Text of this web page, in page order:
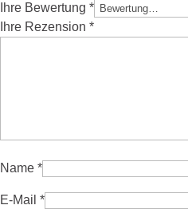
Ihre Bewertung *
Ihre Rezension *
Name *
E-Mail *